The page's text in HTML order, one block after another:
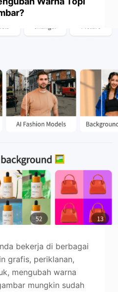
bekerja di berbagai
grafis, periklanan,
mengubah warna
mungkin sudah